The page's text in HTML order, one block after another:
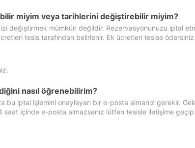
miyim veya tarihlerini değiştirebilir miyim?
değiştirmek mümkün değildir. Rezervasyonunuzu iptal
tesis tarafından belirlenir. Ek ücretleri tesise ödersiniz.
nasıl öğrenebilirim?
bu iptal işlemini onaylayan bir e-posta almanız gerekir.
içinde e-posta almazsanız lütfen tesisle iletişime